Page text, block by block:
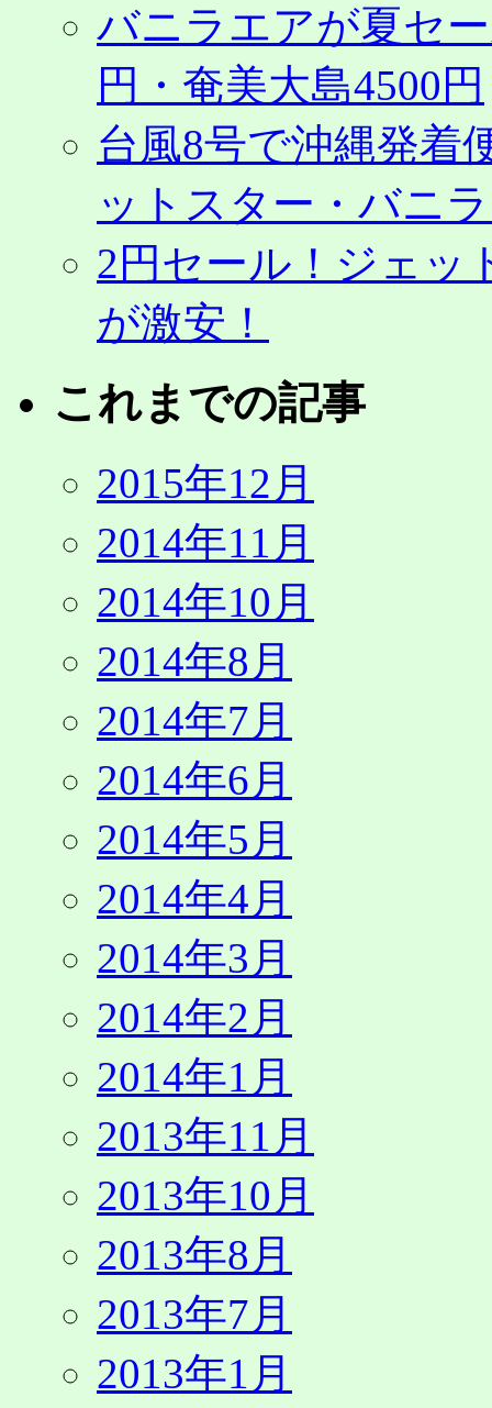
バニラエアが夏セ
円・奄美大島4500円
台風8号で沖縄発着
ットスター・バニ
2円セール！ジェッ
が激安！
これまでの記事
2015年12月
2014年11月
2014年10月
2014年8月
2014年7月
2014年6月
2014年5月
2014年4月
2014年3月
2014年2月
2014年1月
2013年11月
2013年10月
2013年8月
2013年7月
2013年1月